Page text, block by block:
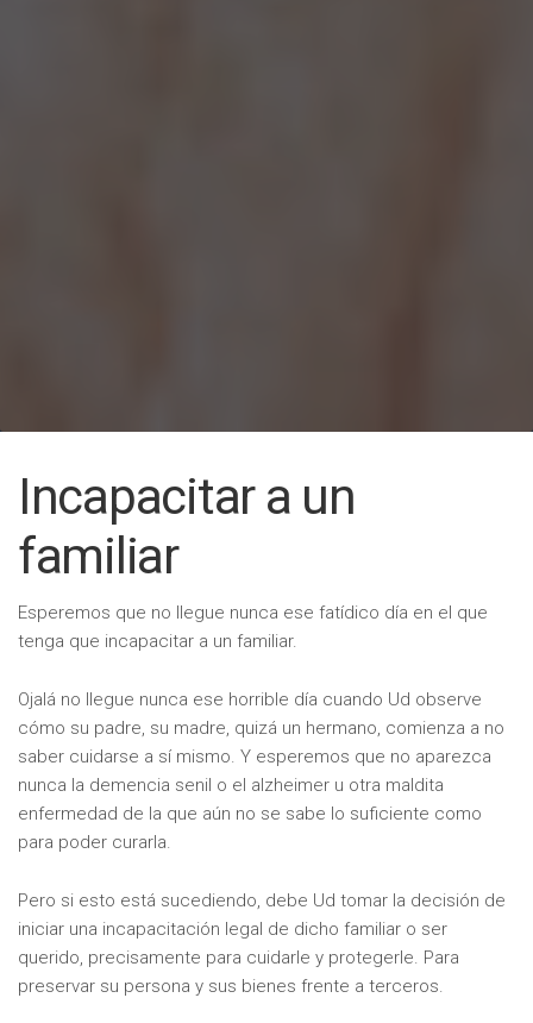
Incapacitar a un
familiar
Esperemos que no llegue nunca ese fatídico día en el que
tenga que incapacitar a un familiar.
Ojalá no llegue nunca ese horrible día cuando Ud observe
cómo su padre, su madre, quizá un hermano, comienza a no
saber cuidarse a sí mismo. Y esperemos que no aparezca
nunca la demencia senil o el alzheimer u otra maldita
enfermedad de la que aún no se sabe lo suficiente como
para poder curarla.
Pero si esto está sucediendo, debe Ud tomar la decisión de
iniciar una incapacitación legal de dicho familiar o ser
querido, precisamente para cuidarle y protegerle. Para
preservar su persona y sus bienes frente a terceros.